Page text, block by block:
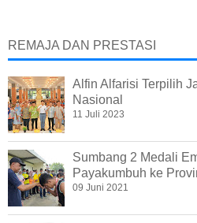
REMAJA DAN PRESTASI
Alfin Alfarisi Terpilih
Nasional
11 Juli 2023
Sumbang 2 Medali
Payakumbuh ke
09 Juni 2021